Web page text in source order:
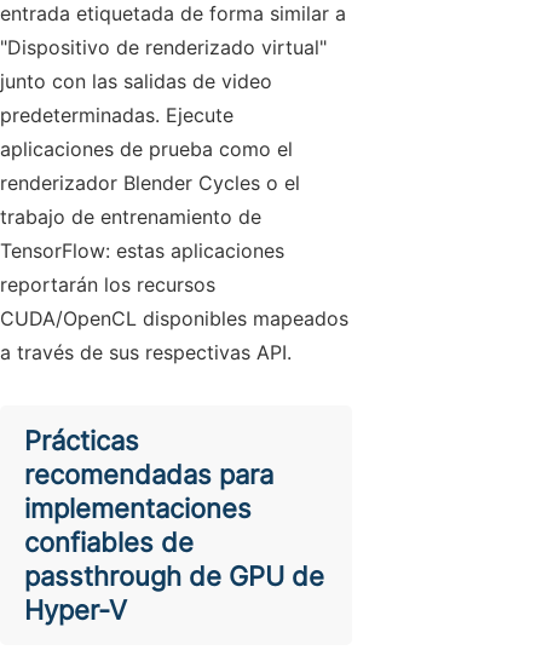
entrada etiquetada de forma similar a
"Dispositivo de renderizado virtual"
junto con las salidas de video
predeterminadas. Ejecute
aplicaciones de prueba como el
renderizador Blender Cycles o el
trabajo de entrenamiento de
TensorFlow: estas aplicaciones
reportarán los recursos
CUDA/OpenCL disponibles mapeados
a través de sus respectivas API.
Prácticas
recomendadas para
implementaciones
confiables de
passthrough de GPU de
Hyper-V